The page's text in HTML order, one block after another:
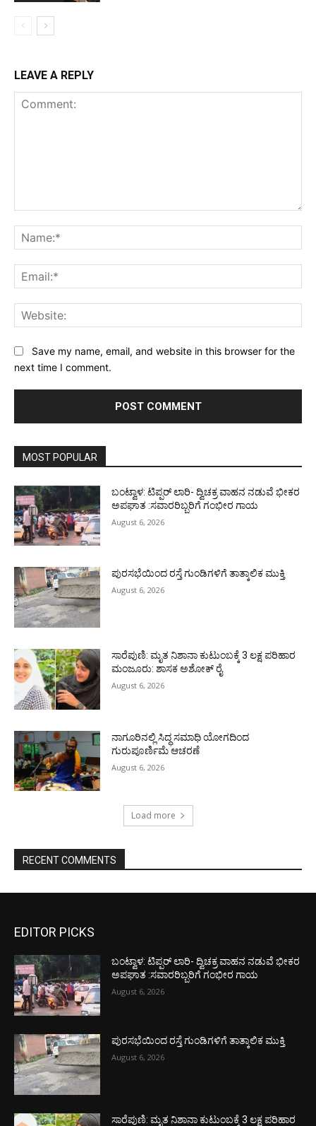
LEAVE A REPLY
Save my name, email, and website in this browser for the
next time I comment.
MOST POPULAR
ಬಂಟ್ವಾಳ: ಟಿಪ್ಪರ್ ಲಾರಿ- ದ್ವಿಚಕ್ರ ವಾಹನ ನಡುವೆ ಭೀಕರ
ಅಪಘಾತ :ಸವಾರರಿಬ್ಬರಿಗೆ ಗಂಭೀರ ಗಾಯ
August 6, 2026
ಪುರಸಭೆಯಿಂದ ರಸ್ತೆ ಗುಂಡಿಗಳಿಗೆ ತಾತ್ಕಾಲಿಕ ಮುಕ್ತಿ
August 6, 2026
ಸಾರೆಪುಣಿ: ಮೃತ ನಿಶಾನಾ ಕುಟುಂಬಕ್ಕೆ 3 ಲಕ್ಷ ಪರಿಹಾರ
ಮಂಜೂರು: ಶಾಸಕ ಅಶೋಕ್ ರೈ
August 6, 2026
ನಾಗೂರಿನಲ್ಲಿ ಸಿದ್ಧ ಸಮಾಧಿ ಯೋಗದಿಂದ
ಗುರುಪೂರ್ಣಿಮೆ ಆಚರಣೆ
August 6, 2026
Load more
RECENT COMMENTS
EDITOR PICKS
ಬಂಟ್ವಾಳ: ಟಿಪ್ಪರ್ ಲಾರಿ- ದ್ವಿಚಕ್ರ ವಾಹನ ನಡುವೆ ಭೀಕರ
ಅಪಘಾತ :ಸವಾರರಿಬ್ಬರಿಗೆ ಗಂಭೀರ ಗಾಯ
August 6, 2026
ಪುರಸಭೆಯಿಂದ ರಸ್ತೆ ಗುಂಡಿಗಳಿಗೆ ತಾತ್ಕಾಲಿಕ ಮುಕ್ತಿ
August 6, 2026
ಸಾರೆಪುಣಿ: ಮೃತ ನಿಶಾನಾ ಕುಟುಂಬಕ್ಕೆ 3 ಲಕ್ಷ ಪರಿಹಾರ